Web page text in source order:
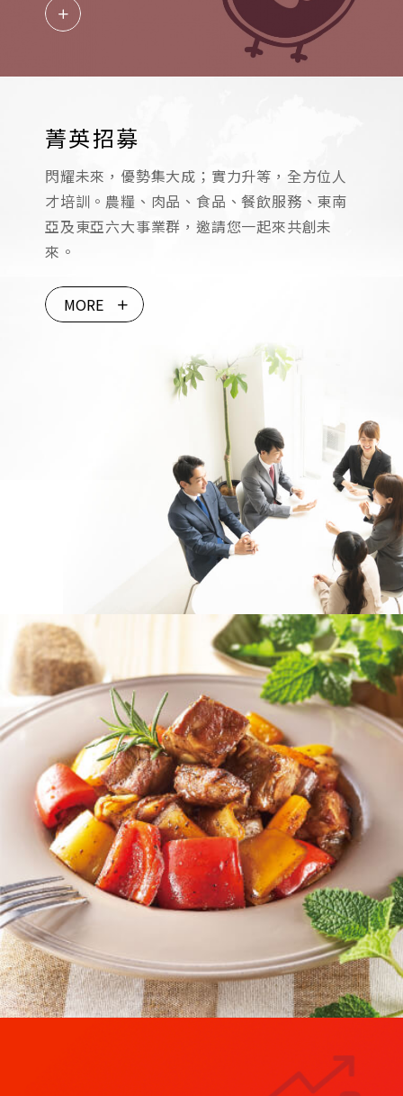
菁英招募
閃耀未來，優勢集大成；實力升等，全方位人
才培訓。農糧、肉品、食品、餐飲服務、東南
亞及東亞六大事業群，邀請您一起來共創未
來。
MORE